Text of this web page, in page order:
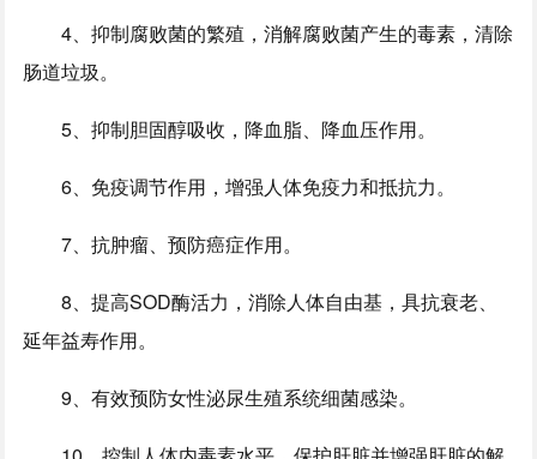
4、抑制腐败菌的繁殖，消解腐败菌产生的毒素，清除
肠道垃圾。
5、抑制胆固醇吸收，降血脂、降血压作用。
6、免疫调节作用，增强人体免疫力和抵抗力。
7、抗肿瘤、预防癌症作用。
8、提高SOD酶活力，消除人体自由基，具抗衰老、
延年益寿作用。
9、有效预防女性泌尿生殖系统细菌感染。